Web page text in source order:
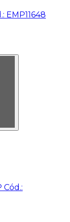
EMP11648
Cód.: